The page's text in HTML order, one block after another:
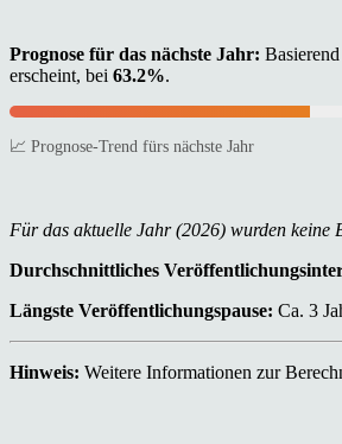
Prognose für das nächste Jahr:
erscheint, bei 63.2%.
📈 Prognose-Trend fürs nächste Jahr
Für das aktuelle Jahr (2026) wurden keine
Durchschnittliches
Längste Veröffentlichungspause: Ca. 3
Hinweis: Weitere Informationen zur